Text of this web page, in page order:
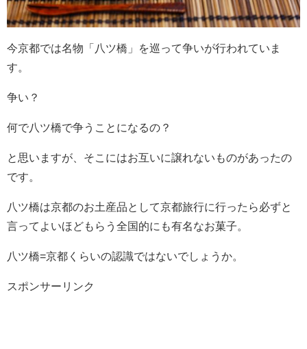
今京都では名物「八ツ橋」を巡って争いが行われていま
す。
争い？
何で八ツ橋で争うことになるの？
と思いますが、そこにはお互いに譲れないものがあったの
です。
八ツ橋は京都のお土産品として京都旅行に行ったら必ずと
言ってよいほどもらう全国的にも有名なお菓子。
八ツ橋=京都くらいの認識ではないでしょうか。
スポンサーリンク